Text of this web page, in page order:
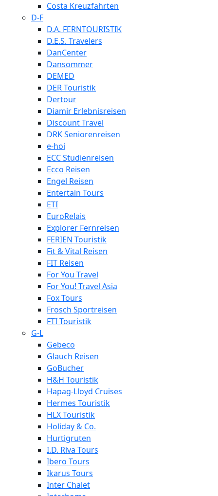
Costa Kreuzfahrten
D-F
D.A. FERNTOURISTIK
D.E.S. Travelers
DanCenter
Dansommer
DEMED
DER Touristik
Dertour
Diamir Erlebnisreisen
Discount Travel
DRK Seniorenreisen
e-hoi
ECC Studienreisen
Ecco Reisen
Engel Reisen
Entertain Tours
ETI
EuroRelais
Explorer Fernreisen
FERIEN Touristik
Fit & Vital Reisen
FIT Reisen
For You Travel
For You! Travel Asia
Fox Tours
Frosch Sportreisen
FTI Touristik
G-L
Gebeco
Glauch Reisen
GoBucher
H&H Touristik
Hapag-Lloyd Cruises
Hermes Touristik
HLX Touristik
Holiday & Co.
Hurtigruten
I.D. Riva Tours
Ibero Tours
Ikarus Tours
Inter Chalet